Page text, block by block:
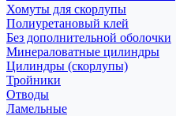
Хомуты для скорлупы
Полиуретановый клей
Без дополнительной оболочки
Минераловатные цилиндры
Цилиндры (скорлупы)
Тройники
Отводы
Ламельные